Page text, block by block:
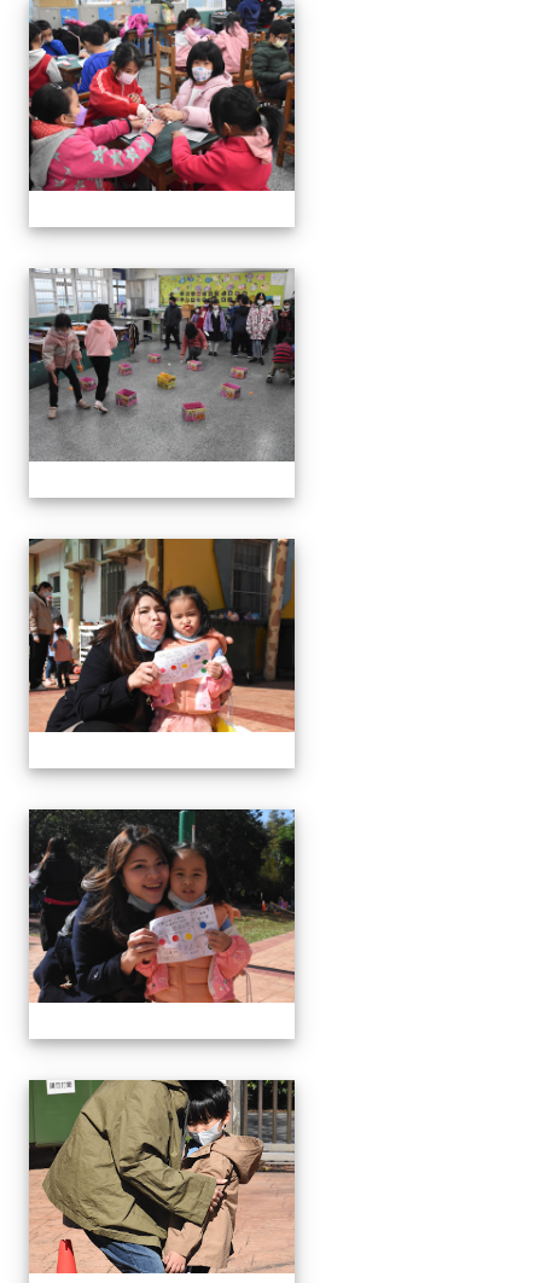
111學年度親職教育日-12月
111學年度親職教育日-12月
111學年度親職教育日-12月